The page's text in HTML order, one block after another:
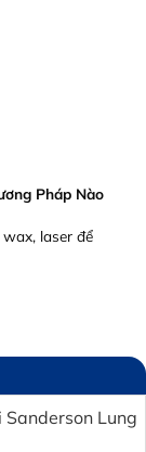
Pháp Nào
laser để
Lung